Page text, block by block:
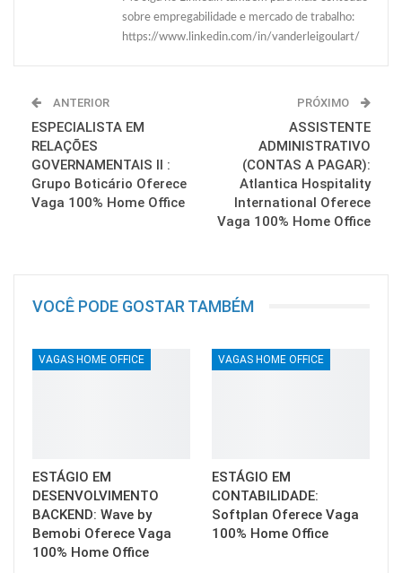
sobre empregabilidade e mercado de trabalho:
https://www.linkedin.com/in/vanderleigoulart/
ANTERIOR
ESPECIALISTA EM
RELAÇÕES
GOVERNAMENTAIS II :
Grupo Boticário Oferece
Vaga 100% Home Office
PRÓXIMO
ASSISTENTE
ADMINISTRATIVO
(CONTAS A PAGAR):
Atlantica Hospitality
International Oferece
Vaga 100% Home Office
VOCÊ PODE GOSTAR TAMBÉM
VAGAS HOME OFFICE
ESTÁGIO EM
DESENVOLVIMENTO
BACKEND: Wave by
Bemobi Oferece Vaga
100% Home Office
VAGAS HOME OFFICE
ESTÁGIO EM
CONTABILIDADE:
Softplan Oferece Vaga
100% Home Office